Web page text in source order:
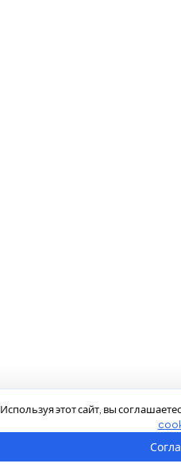
Используя этот сайт, вы